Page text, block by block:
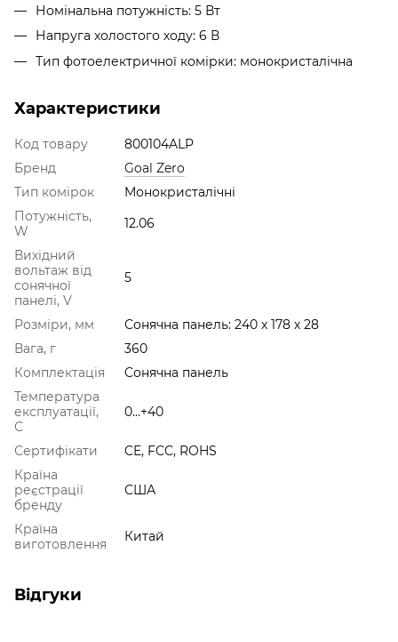
Номінальна потужність: 5 Вт
Напруга холостого ходу: 6 В
Тип фотоелектричної комірки: монокристалічна
Характеристики
Код товару
800104ALP
Бренд
Goal Zero
Тип комірок
Монокристалічні
Потужність,
W
12.06
Вихідний
вольтаж від
сонячної
панелі, V
5
Розміри, мм
Сонячна панель: 240 х 178 х 28
Вага, г
360
Комплектація
Cонячна панель
Температура
експлуатації,
С
0…+40
Сертифікати
CE, FCC, ROHS
Країна
реєстрації
бренду
США
Країна
виготовлення
Китай
Відгуки